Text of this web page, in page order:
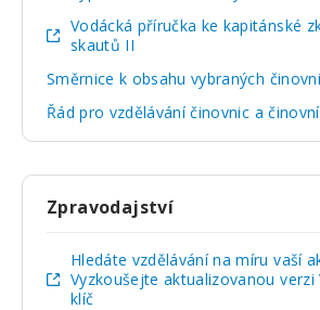
Vodácká příručka ke kapitánské
skautů II
Směrnice k obsahu vybraných
Řád pro vzdělávání činovnic a
Zpravodajství
Hledáte vzdělávání na míru vaší
Vyzkoušejte aktualizovanou verzi
klíč